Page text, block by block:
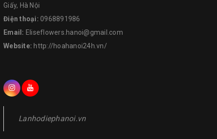
Giấy, Hà Nội
Điện thoại: 0968891986
Email: Eliseflowers.hanoi@gmail.com
Website: http://hoahanoi24h.vn/
Lanhodiephanoi.vn